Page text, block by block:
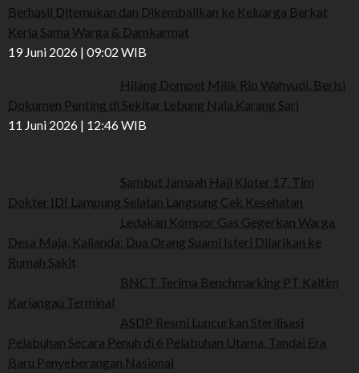
Berhasil Ditemukan dan Dikembalikan ke Keluarga Berkat
Kerja Sama Warga & Damkarmat
19 Juni 2026 | 09:02 WIB
Hilang Dompet Milik Rio Wahyudi, Berisi
Dokumen Penting di Sekitar Lebung Nala Karang Sari
11 Juni 2026 | 12:46 WIB
Sambut Jamaah Haji Kloter 17, Tim
Dokter IDI Lampung Selatan Langsung Cek Kesehatan
Ledakan Kompor Gas Gegerkan Warga
Desa Maja, Kalianda: Dua Orang Suami Isteri Dilarikan ke
Rumah Sakit
BNCT Terima Benchmarking PT Kaltim
Kariangau Terminal
ASDP Resmi Luncurkan Sterilisasi
Pelabuhan Secara Penuh di 6 Pelabuhan Utama, Tandai Era
Baru Penyeberangan Nasional